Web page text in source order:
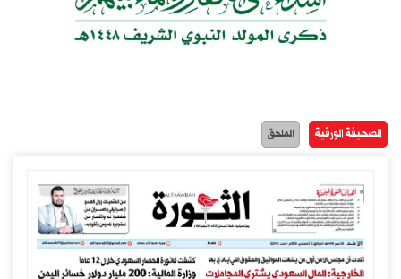
الصحيفة الورقية الملحق